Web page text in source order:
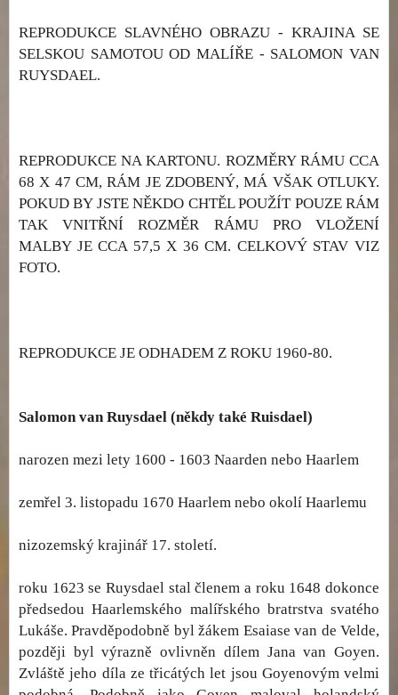
REPRODUKCE SLAVNÉHO OBRAZU - KRAJINA SE
SELSKOU SAMOTOU OD MALÍŘE - SALOMON VAN
RUYSDAEL.
REPRODUKCE NA KARTONU. ROZMĚRY RÁMU CCA
68 X 47 CM, RÁM JE ZDOBENÝ, MÁ VŠAK OTLUKY.
POKUD BY JSTE NĚKDO CHTĚL POUŽÍT POUZE RÁM
TAK VNITŘNÍ ROZMĚR RÁMU PRO VLOŽENÍ
MALBY JE CCA 57,5 X 36 CM. CELKOVÝ STAV VIZ
FOTO.
REPRODUKCE JE ODHADEM Z ROKU 1960-80.
Salomon van Ruysdael (někdy také Ruisdael)
narozen mezi lety 1600 - 1603 Naarden nebo Haarlem
zemřel 3. listopadu 1670 Haarlem nebo okolí Haarlemu
nizozemský krajinář 17. století.
roku 1623 se Ruysdael stal členem a roku 1648 dokonce
předsedou Haarlemského malířského bratrstva svatého
Lukáše. Pravděpodobně byl žákem Esaiase van de Velde,
později byl výrazně ovlivněn dílem Jana van Goyen.
Zvláště jeho díla ze třicátých let jsou Goyenovým velmi